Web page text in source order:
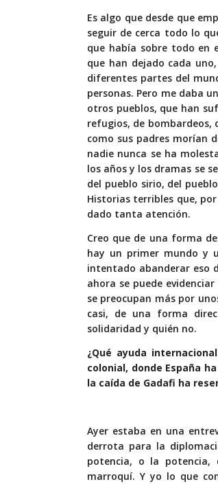
Es algo que desde que
seguir de cerca todo lo
que había sobre todo en
que han dejado cada
diferentes partes del
personas. Pero me daba
otros pueblos, que han
refugios, de
como sus padres morían
nadie nunca se ha
los años y los dramas se
del pueblo sirio, del
Historias terribles que,
dado tanta atención.
Creo que de una forma
hay un primer mundo y
intentado abanderar eso
ahora se puede
se preocupan más por
casi, de una forma
solidaridad y quién no.
¿Qué ayuda
colonial, donde España
la caída de Gadafi ha
Ayer estaba en una
derrota para la
potencia, o la potencia,
marroquí. Y yo lo que